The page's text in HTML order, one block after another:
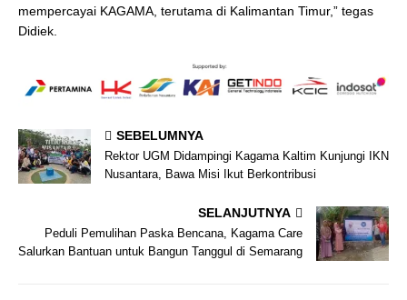
mempercayai KAGAMA, terutama di Kalimantan Timur,” tegas
Didiek.
SEBELUMNYA
Rektor UGM Didampingi Kagama Kaltim Kunjungi IKN
Nusantara, Bawa Misi Ikut Berkontribusi
SELANJUTNYA
Peduli Pemulihan Paska Bencana, Kagama Care
Salurkan Bantuan untuk Bangun Tanggul di Semarang